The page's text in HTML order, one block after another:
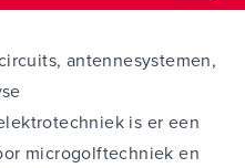
antennesystemen,
is er een
microgolftechniek en